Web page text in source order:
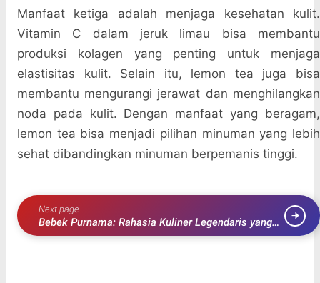
Manfaat ketiga adalah menjaga kesehatan kulit.
Vitamin C dalam jeruk limau bisa membantu
produksi kolagen yang penting untuk menjaga
elastisitas kulit. Selain itu, lemon tea juga bisa
membantu mengurangi jerawat dan menghilangkan
noda pada kulit. Dengan manfaat yang beragam,
lemon tea bisa menjadi pilihan minuman yang lebih
sehat dibandingkan minuman berpemanis tinggi.
Next page
Bebek Purnama: Rahasia Kuliner Legendaris yang
Wajib Dicoba